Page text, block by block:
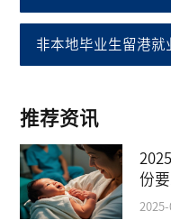
非本地毕业生留港就
推荐资讯
份